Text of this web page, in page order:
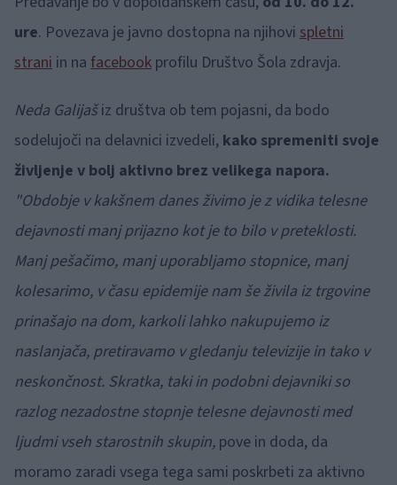
ure. Povezava je javno dostopna na njihovi spletni
strani in na facebook profilu Društvo Šola zdravja.
Neda Galijašiz društva ob tem pojasni, da bodo
sodelujoči na delavnici izvedeli, kako spremeniti svoje
življenje v bolj aktivno brez velikega napora.
"Obdobje v kakšnem danes živimo je z vidika telesne
dejavnosti manj prijazno kot je to bilo v preteklosti.
Manj pešačimo, manj uporabljamo stopnice, manj
kolesarimo, v času epidemije nam še živila iz trgovine
prinašajo na dom, karkoli lahko nakupujemo iz
naslanjača, pretiravamo v gledanju televizije in tako v
neskončnost. Skratka, taki in podobni dejavniki so
razlog nezadostne stopnje telesne dejavnosti med
ljudmi vseh starostnih skupin, pove in doda, da
moramo zaradi vsega tega sami poskrbeti za aktivno